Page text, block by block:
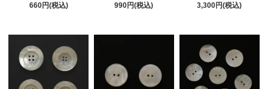
660円(税込)
990円(税込)
3,300円(税込)